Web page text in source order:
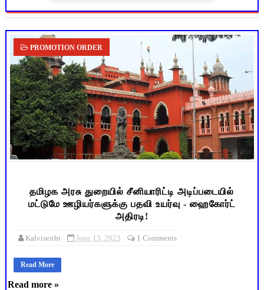
PROMOTION ORDER
தமிழக அரசு துறையில் சீனியாரிட்டி அடிப்படையில்
மட்டுமே ஊழியர்களுக்கு பதவி உயர்வு - ஹைகோர்ட்
அதிரடி!
Kalviseithi June 13, 2023 1 Comments
Read More
Read more »